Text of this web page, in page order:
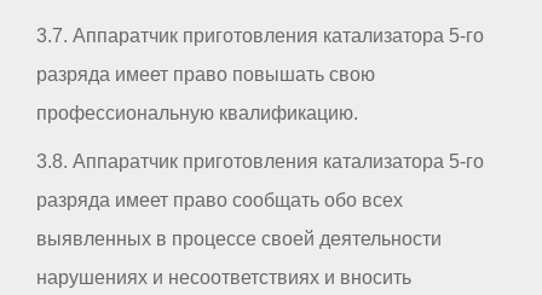
3.7. Аппаратчик приготовления катализатора 5-го
разряда имеет право повышать свою
профессиональную квалификацию.
3.8. Аппаратчик приготовления катализатора 5-го
разряда имеет право сообщать обо всех
выявленных в процессе своей деятельности
нарушениях и несоответствиях и вносить